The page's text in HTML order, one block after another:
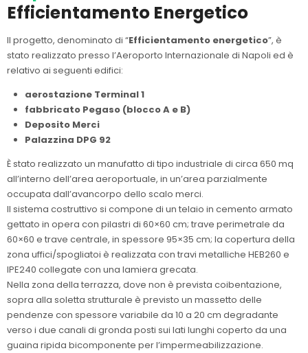
Efficientamento Energetico
Il progetto, denominato di “Efficientamento energetico”, è
stato realizzato presso l’Aeroporto Internazionale di Napoli ed è
relativo ai seguenti edifici:
aerostazione Terminal 1
fabbricato Pegaso (blocco A e B)
Deposito Merci
Palazzina DPG 92
È stato realizzato un manufatto di tipo industriale di circa 650 mq
all’interno dell’area aeroportuale, in un’area parzialmente
occupata dall’avancorpo dello scalo merci.
Il sistema costruttivo si compone di un telaio in cemento armato
gettato in opera con pilastri di 60×60 cm; trave perimetrale da
60×60 e trave centrale, in spessore 95×35 cm; la copertura della
zona uffici/spogliatoi è realizzata con travi metalliche HEB260 e
IPE240 collegate con una lamiera grecata.
Nella zona della terrazza, dove non è prevista coibentazione,
sopra alla soletta strutturale è previsto un massetto delle
pendenze con spessore variabile da 10 a 20 cm degradante
verso i due canali di gronda posti sui lati lunghi coperto da una
guaina ripida bicomponente per l’impermeabilizzazione.